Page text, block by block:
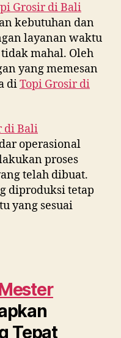
Grosir diBali
kebutuhan dan
layanan waktu
mahal. Oleh
yang memesan
diTopi Grosir di
diBali
operasional
proses
telah dibuat.
diproduksi tetap
yang sesuai
Tepat